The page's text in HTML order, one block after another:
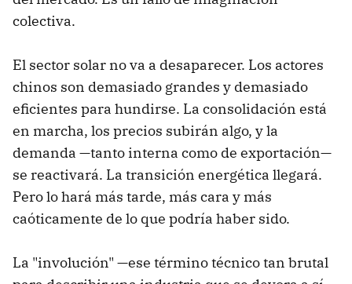
colectiva.
El sector solar no va a desaparecer. Los actores
chinos son demasiado grandes y demasiado
eficientes para hundirse. La consolidación está
en marcha, los precios subirán algo, y la
demanda —tanto interna como de exportación—
se reactivará. La transición energética llegará.
Pero lo hará más tarde, más cara y más
caóticamente de lo que podría haber sido.
La "involución" —ese término técnico tan brutal